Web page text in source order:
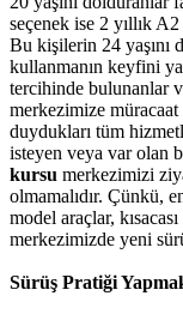
seçenek ise 2 yıllık
Bu kişilerin 24 yaşını
kullanmanın keyfini
tercihinde bulunanlar
merkezimize
duydukları tüm
isteyen veya var olan
kursu merkezimizi
olmamalıdır. Çünkü,
model araçlar,
merkezimizde yeni
Sürüş Pratiği